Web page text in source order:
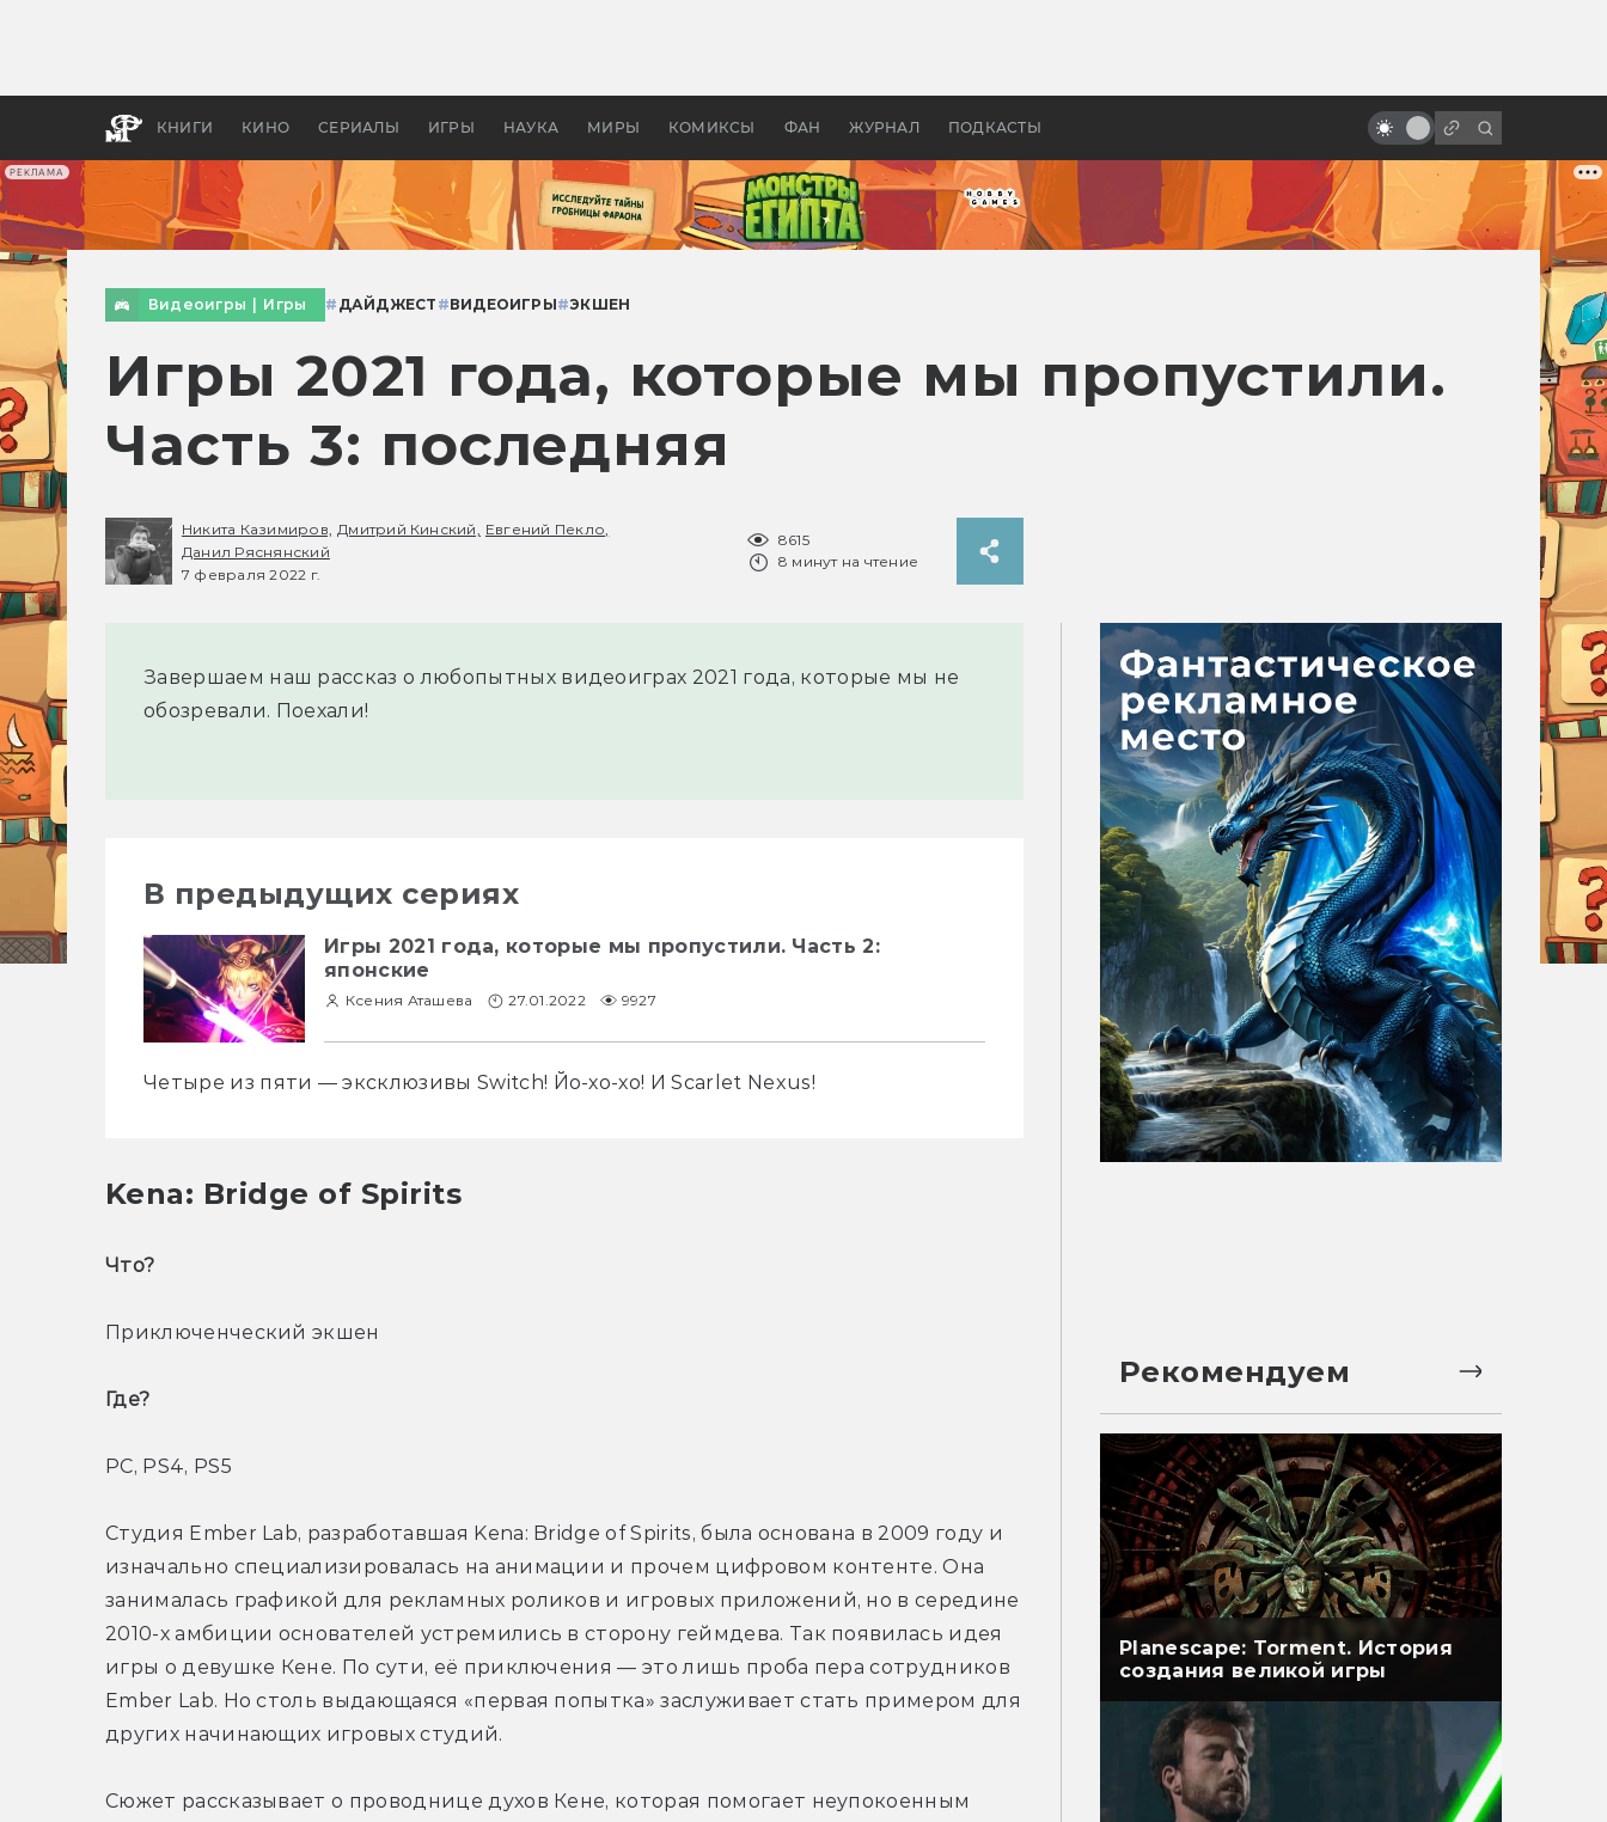
РЕКЛАМА
КНИГИ КИНО СЕРИАЛЫ ИГРЫ НАУКА МИРЫ КОМИКСЫ ФАН ЖУРНАЛ ПОДКАСТЫ
бы «Властелина колец»
Древней Грецией
Фантастические порнопародии
Видеоигры Игры # ДАЙДЖЕСТ #ВИДЕОИГРЫ#ЭКШЕН
Игры 2021 года, которые мы пропустили.
Часть 3: последняя
Никита Казимиров, Дмитрий Кинский, Евгений Пекло,
Данил Ряснянский
7 февраля 2022 г.
8615
8 минут на чтение
Завершаем наш рассказ о любопытных видеоиграх 2021 года, которые мы не
обозревали. Поехали!
В предыдущих сериях
Игры 2021 года, которые мы пропустили. Часть 2:
японские
Ксения Аташева 27.01.2022 9927
Четыре из пяти — эксклюзивы Switch! Йо-хо-хо! И Scarlet Nexus!
Kena: Bridge of Spirits
Что?
Приключенческий экшен
Где?
PC, PS4, PS5
Студия Ember Lab, разработавшая Kena: Bridge of Spirits, была основана в 2009 году и
изначально специализировалась на анимации и прочем цифровом контенте. Она
занималась графикой для рекламных роликов и игровых приложений, но в середине
2010-х амбиции основателей устремились в сторону геймдева. Так появилась идея
игры о девушке Кене. По сути, её приключения — это лишь проба пера сотрудников
Ember Lab. Но столь выдающаяся «первая попытка» заслуживает стать примером для
других начинающих игровых студий.
Сюжет рассказывает о проводнице духов Кене, которая помогает неупокоенным
Рекомендуем
Planescape: Torment. История
создания великой игры